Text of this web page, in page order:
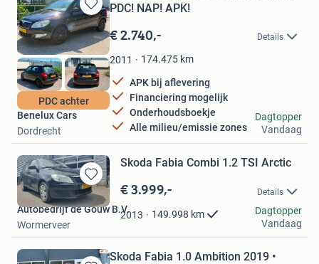
Bewaren
in
Mijn
Favorieten
PDC achter
PDC! NAP! APK!
€ 2.740,- Details
2011 174.475 km
APK bij aflevering
Financiering mogelijk
Onderhoudsboekje
Alle milieu/emissie zones
Benelux Cars
Dordrecht
Dagtopper
Vandaag
Bewaren
in
Mijn
Skoda Fabia Combi 1.2 TSI Arctic
€ 3.999,- Details
2013 149.998 km
Autobedrijf de Gouw B.V.
Wormerveer
Dagtopper
Vandaag
Skoda Fabia 1.0 Ambition 2019 •